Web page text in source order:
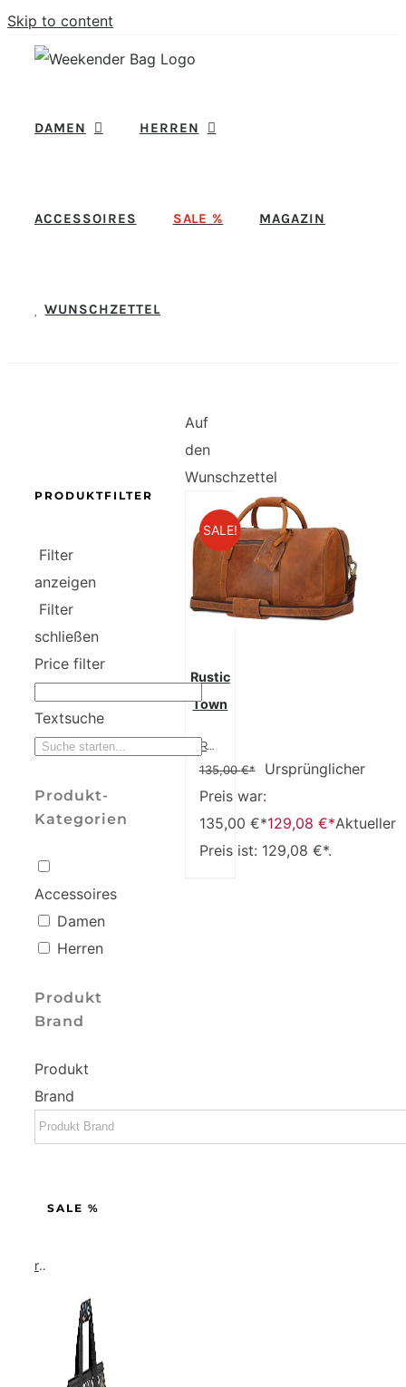
Skip to content
DAMEN HERREN
ACCESSOIRES SALE % MAGAZIN
WUNSCHZETTEL
Auf
den
Wunschzettel
SALE!
Rustic
Town
Rustic Town groß Leder Reisetasche – Carry On Vintage Umhängetasche Seesack Weekender Tasche für Herren und Damen (Braun…
135,00€*
Ursprünglicher
Preis war:
135,00 €*129,08 €*Aktueller
Preis ist: 129,08 €*.
PRODUKTFILTER
Filter
anzeigen
Filter
schließen
Price filter
Textsuche
Produkt-
Kategorien
Accessoires
Damen
Herren
Produkt
Brand
Produkt
Brand
SALE %
reisenthel allrounder L pocket  Vielseitige Doktortasche für Reise, Arbeit und Freizeit  Mit praktischer Trolley…